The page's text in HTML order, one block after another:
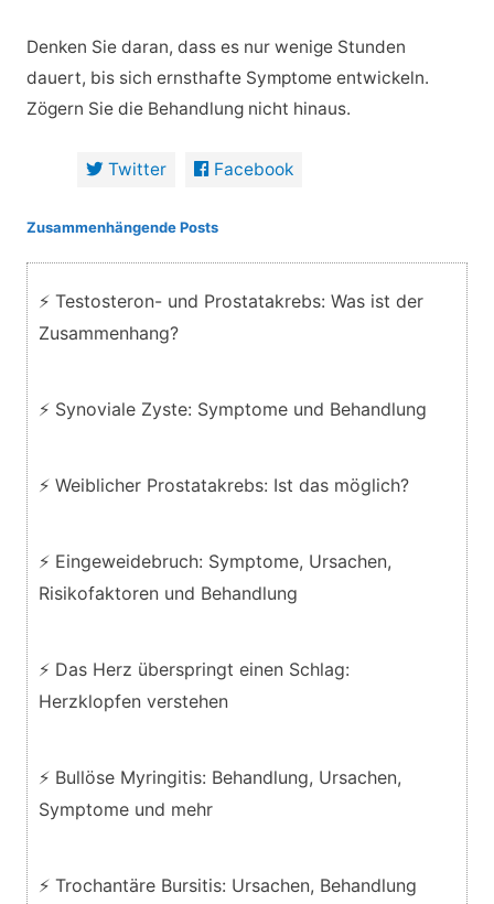
Denken Sie daran, dass es nur wenige Stunden
dauert, bis sich ernsthafte Symptome entwickeln.
Zögern Sie die Behandlung nicht hinaus.
Twitter Facebook
Zusammenhängende Posts
⚡ Testosteron- und Prostatakrebs: Was ist der
Zusammenhang?
⚡ Synoviale Zyste: Symptome und Behandlung
⚡ Weiblicher Prostatakrebs: Ist das möglich?
⚡ Eingeweidebruch: Symptome, Ursachen,
Risikofaktoren und Behandlung
⚡ Das Herz überspringt einen Schlag:
Herzklopfen verstehen
⚡ Bullöse Myringitis: Behandlung, Ursachen,
Symptome und mehr
⚡ Trochantäre Bursitis: Ursachen, Behandlung